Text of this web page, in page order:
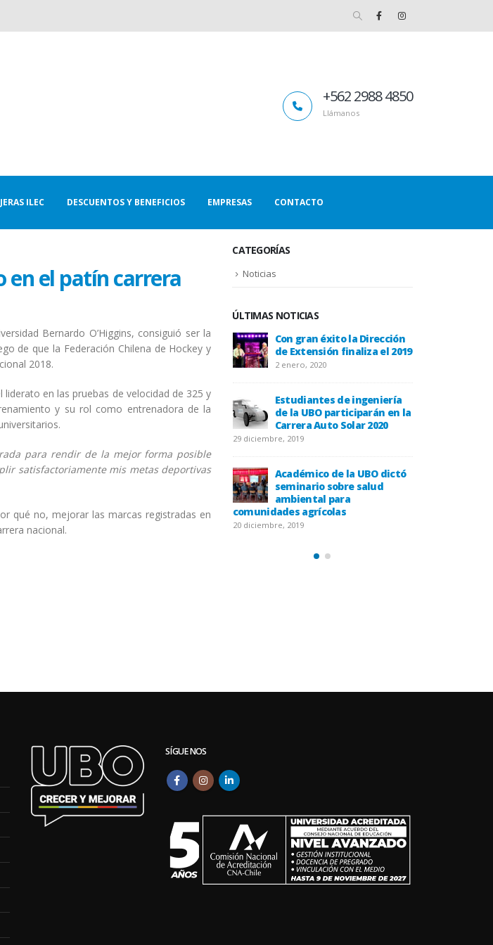
+562 2988 4850
Llámanos
ILEC DESCUENTOS Y BENEFICIOS EMPRESAS CONTACTO
en el patín carrera
Bernardo O’Higgins, consiguió ser la
de que la Federación Chilena de Hockey y
2018.
en las pruebas de velocidad de 325 y
y su rol como entrenadora de la
para rendir de la mejor forma posible
satisfactoriamente mis metas deportivas
qué no, mejorar las marcas registradas en
nacional.
CATEGORÍAS
Noticias
ÚLTIMAS NOTICIAS
el 2019
en la
2020
dictó
Historiadora de la UBO
forma parte del equipo que
20 diciembre, 2019
UBO llevó agua a vecinos de Til Til
20 diciembre, 2019
2019
18 diciembre, 2019
Con gran éxito la Dirección
de Extensión finaliza el 2019
2 enero, 2020
Estudiantes de ingeniería
de la UBO participarán en la
Carrera Auto Solar 2020
29 diciembre, 2019
Académico de la UBO dictó
seminario sobre salud
ambiental para
comunidades agrícolas
20 diciembre, 2019
SÍGUENOS